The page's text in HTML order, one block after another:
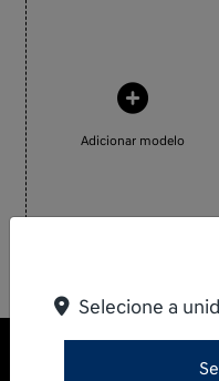
Adicionar modelo
Selecione a